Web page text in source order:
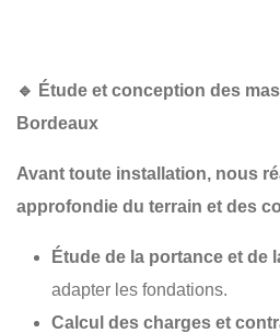
🔹 Étude et conception des
Bordeaux
Avant toute installation, nous
approfondie du terrain et des
Étude de la portance et de
adapter les fondations.
Calcul des charges et